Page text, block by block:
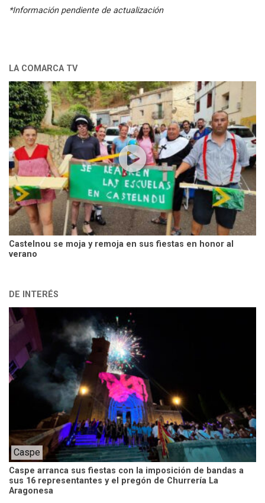
*Información pendiente de actualización
LA COMARCA TV
Castelnou se moja y remoja en sus fiestas en honor al
verano
DE INTERÉS
Caspe arranca sus fiestas con la imposición de bandas a
sus 16 representantes y el pregón de Churrería La
Aragonesa
Caspe